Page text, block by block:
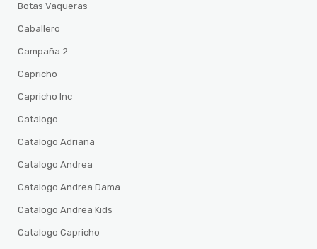
Botas Vaqueras
Caballero
Campaña 2
Capricho
Capricho Inc
Catalogo
Catalogo Adriana
Catalogo Andrea
Catalogo Andrea Dama
Catalogo Andrea Kids
Catalogo Capricho